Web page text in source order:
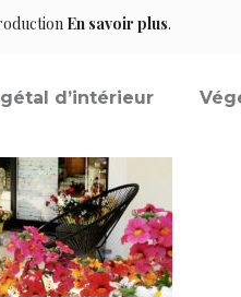
En savoir plus.
d’intérieur